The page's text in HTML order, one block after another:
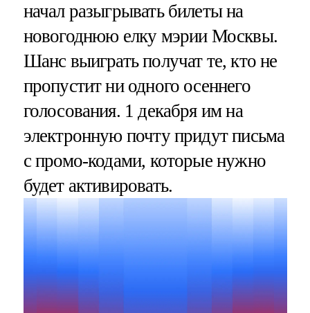
начал разыгрывать билеты на
новогоднюю елку мэрии Москвы.
Шанс выиграть получат те, кто не
пропустит ни одного осеннего
голосования. 1 декабря им на
электронную почту придут письма
с промо-кодами, которые нужно
будет активировать.